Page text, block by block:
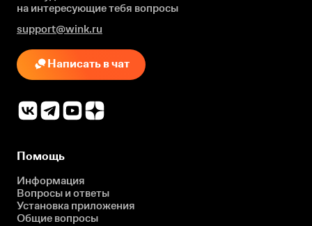
на интересующиетебя вопросы
support@wink.ru
Написать в чат
Помощь
Информация
Вопросы и ответы
Установка приложения
Общие вопросы